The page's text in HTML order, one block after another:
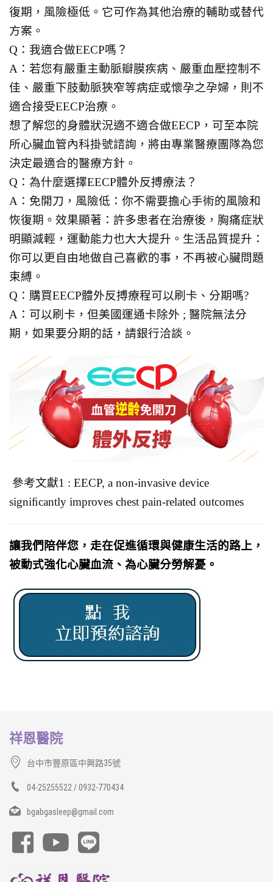
復期，風險極低。它可作為其他治療的輔助或替代
方案。
Q：我適合做EECP嗎？
A：若您有嚴重主動脈瓣膜疾病、嚴重血壓控制不
佳、嚴重下肢動脈狹窄等病症或懷孕之孕婦，則不
適合接受EECP治療。
想了解您的身體狀況適不適合做EECP，可至本院
所心臟血管內科掛號諮詢，將由專業醫療團隊為您
決定最適合的醫療方針。
Q：為什麼選擇EECP體外反搏療法？
A：免開刀，風險低：你不需要擔心手術的風險和
恢復期。效果顯著：許多患者在治療後，胸痛症狀
明顯減輕，運動能力也大大提升。生活品質提升：
你可以更自由地做自己喜歡的事，不再被心臟問題
束縛。
Q：購買EECP體外反搏療程可以刷卡、分期嗎?
A：可以刷卡，但美國運通卡除外 ; 醫院無法分
期，如果要分期的話，請銀行洽談。
參考文獻1 : EECP, a non-invasive device
signiﬁcantly improves chest pain-related outcomes
讓我們陪伴您，走在促進循環與健康生活的路上，
被動式強化心臟血流、為心臟分勞解憂。
祥恩醫院
台中市豐原區中興路35號
04-25255522 / 0932-770434
bgabgasleep@gmail.com